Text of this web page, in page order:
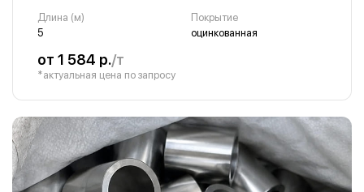
Длина (м)
5
Покрытие
оцинкованная
от 1 584 р./т
*актуальная цена по запросу